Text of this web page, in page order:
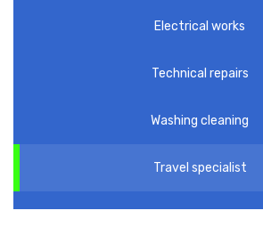
Electrical works
Technical repairs
Washing cleaning
Travel specialist